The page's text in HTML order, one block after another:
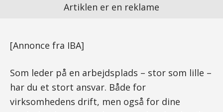
Artiklen er en reklame
[Annonce fra IBA]
Som leder på en arbejdsplads – stor som lille –
har du et stort ansvar. Både for
virksomhedens drift, men også for dine